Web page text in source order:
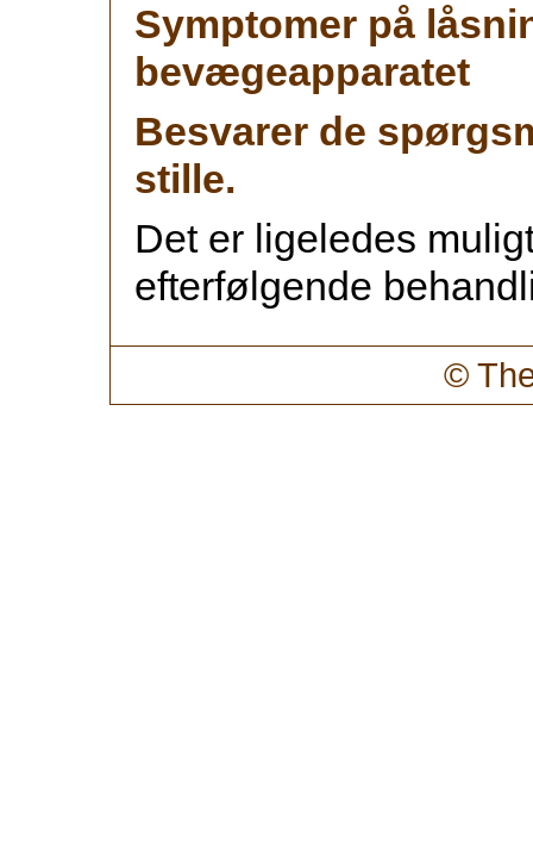
Symptomer på
bevægeapparatet
Besvarer de
stille.
Det er ligeledes
efterfølgende
©